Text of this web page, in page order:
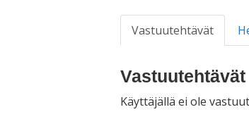
Vastuutehtävät
Vastuutehtävät
Käyttäjällä ei ole